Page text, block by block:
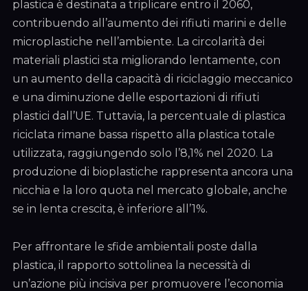
plastica è destinata a triplicare entro il 2060,
contribuendo all’aumento dei rifiuti marini e delle
microplastiche nell’ambiente. La circolarità dei
materiali plastici sta migliorando lentamente, con
un aumento della capacità di riciclaggio meccanico
e una diminuzione delle esportazioni di rifiuti
plastici dall’UE. Tuttavia, la percentuale di plastica
riciclata rimane bassa rispetto alla plastica totale
utilizzata, raggiungendo solo l’8,1% nel 2020. La
produzione di bioplastiche rappresenta ancora una
nicchia e la loro quota nel mercato globale, anche
se in lenta crescita, è inferiore all’1%.
Per affrontare le sfide ambientali poste dalla
plastica, il rapporto sottolinea la necessità di
un’azione più incisiva per promuovere l’economia